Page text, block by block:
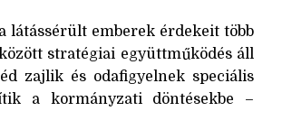
látássérült emberek érdekeit több
stratégiai együttműködés áll
zajlik és odafigyelnek speciális
a kormányzati döntésekbe –